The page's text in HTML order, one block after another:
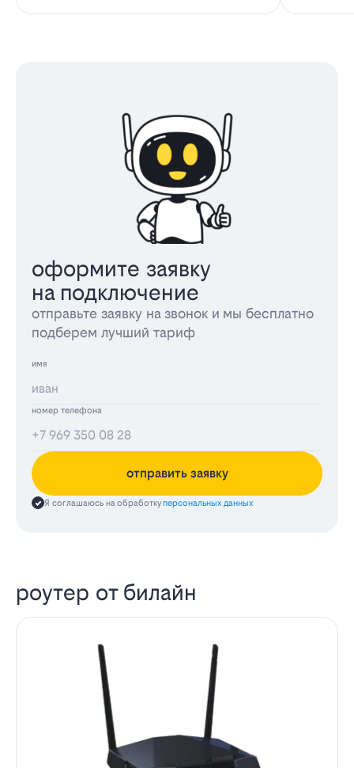
оформите заявку
на подключение
отправьте заявку на звонок и мы бесплатно
подберем лучший тариф
имя
номер телефона
отправить заявку
Я соглашаюсь на обработкуперсональных данных
роутер от билайн